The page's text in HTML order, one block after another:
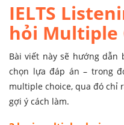
IELTS
hỏi Multiple
Bài viết này sẽ hướng
chọn lựa đáp án – trong
multiple choice, qua đó chỉ
gợi ý cách làm.